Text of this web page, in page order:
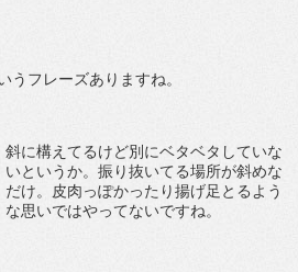
うフレーズありますね。
斜に構えてるけど別にベタベタしていな
いというか。振り抜いてる場所が斜めな
だけ。皮肉っぽかったり揚げ足とるよう
な思いではやってないですね。